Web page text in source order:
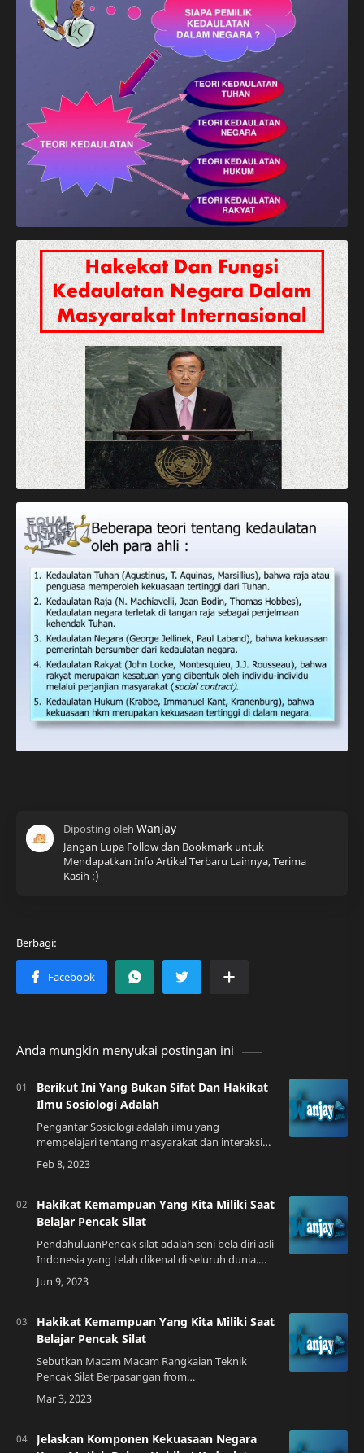
Jangan Lupa Follow dan Bookmark untuk
Mendapatkan Info Artikel Terbaru Lainnya, Terima
Kasih :)
Anda mungkin menyukai postingan ini
Berikut Ini Yang Bukan Sifat Dan Hakikat
Ilmu Sosiologi Adalah
Pengantar Sosiologi adalah ilmu yang
mempelajari tentang masyarakat dan interaksi
manusia dalam masyarakat. Ilmu ini banyak
dipakai sebagai alat analisis dalam berbagai
Hakikat Kemampuan Yang Kita Miliki Saat
Belajar Pencak Silat
PendahuluanPencak silat adalah seni bela diri asli
Indonesia yang telah dikenal di seluruh dunia.
Selain sebagai alat pertahanan diri, pencak silat
juga memiliki nilai-nilai spi…
Hakikat Kemampuan Yang Kita Miliki Saat
Belajar Pencak Silat
Sebutkan Macam Macam Rangkaian Teknik
Pencak Silat Berpasangan from
samsurijal.comPengenalan Pencak silat adalah
seni bela diri yang berasal dari Indonesia. Saat ini,
Jelaskan Komponen Kekuasaan Negara